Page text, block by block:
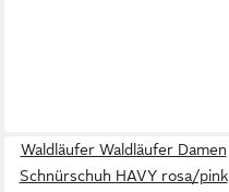
Waldläufer Waldläufer Damen
Schnürschuh HAVY rosa/pink